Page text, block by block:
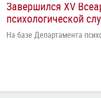
Завершился XV
психологической
На базе Департамента